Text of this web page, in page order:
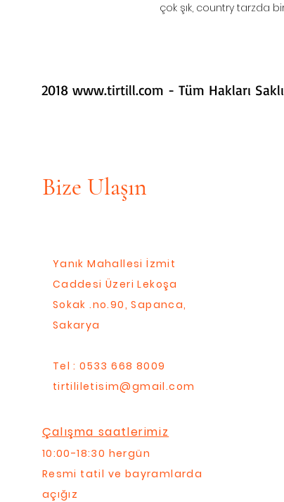
çok şık, country tarzda
2018 www.tirtill.com - Tüm Hakları
Bize Ulaşın
Yanık Mahallesi İzmit
Caddesi Üzeri Lekoşa
Sokak .no.90, Sapanca,
Sakarya
Tel : 0533 668 8009
tirtililetisim@gmail.com
Çalışma saatlerimiz
10:00-18:30 hergün
Resmi tatil ve bayramlarda
açığız